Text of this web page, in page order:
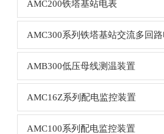
AMC200铁塔基站电表
AMC300系列铁塔基站交流多回
AMB300低压母线测温装置
AMC16Z系列配电监控装置
AMC100系列配电监控装置